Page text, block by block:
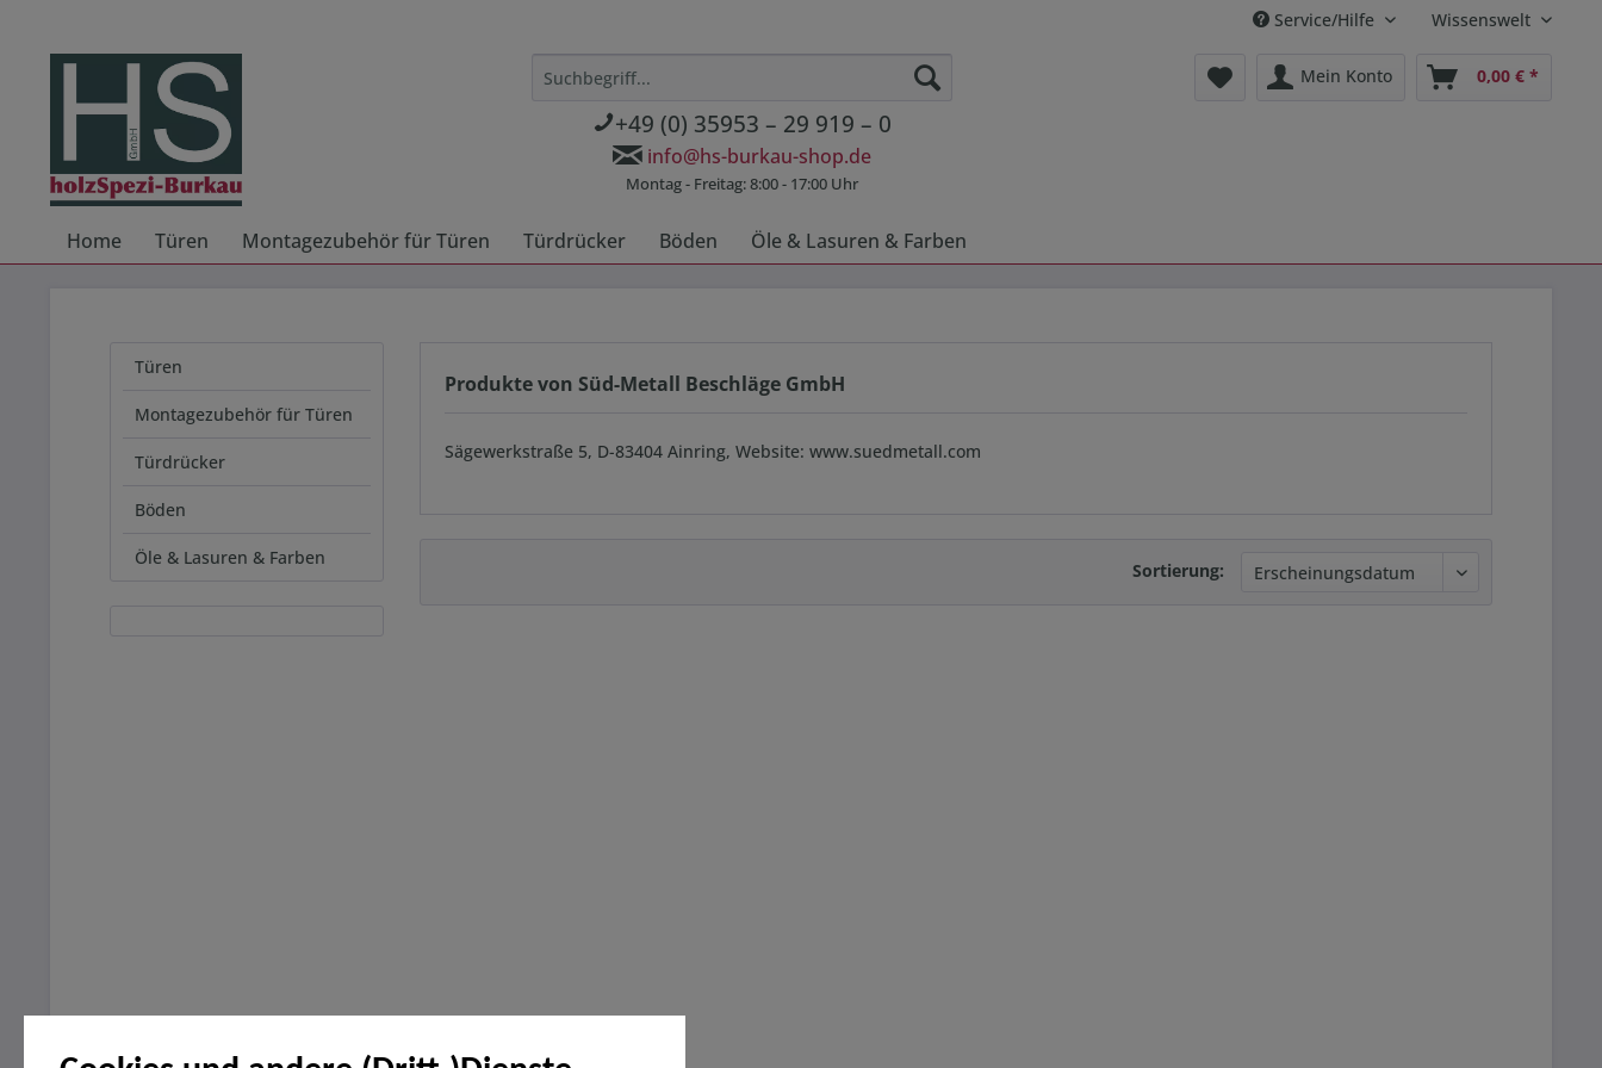
Service/Hilfe Wissenswelt
+49 (0) 35953 – 29 919 – 0
info@hs-burkau-shop.de
Montag - Freitag: 8:00 - 17:00 Uhr
Mein Konto 0,00 € *
Home Türen Montagezubehör für Türen Türdrücker Böden Öle & Lasuren & Farben
Türen
Montagezubehör für Türen
Türdrücker
Böden
Öle & Lasuren & Farben
Produkte von Süd-Metall Beschläge GmbH
Sägewerkstraße 5, D-83404 Ainring, Website: www.suedmetall.com
Sortierung: